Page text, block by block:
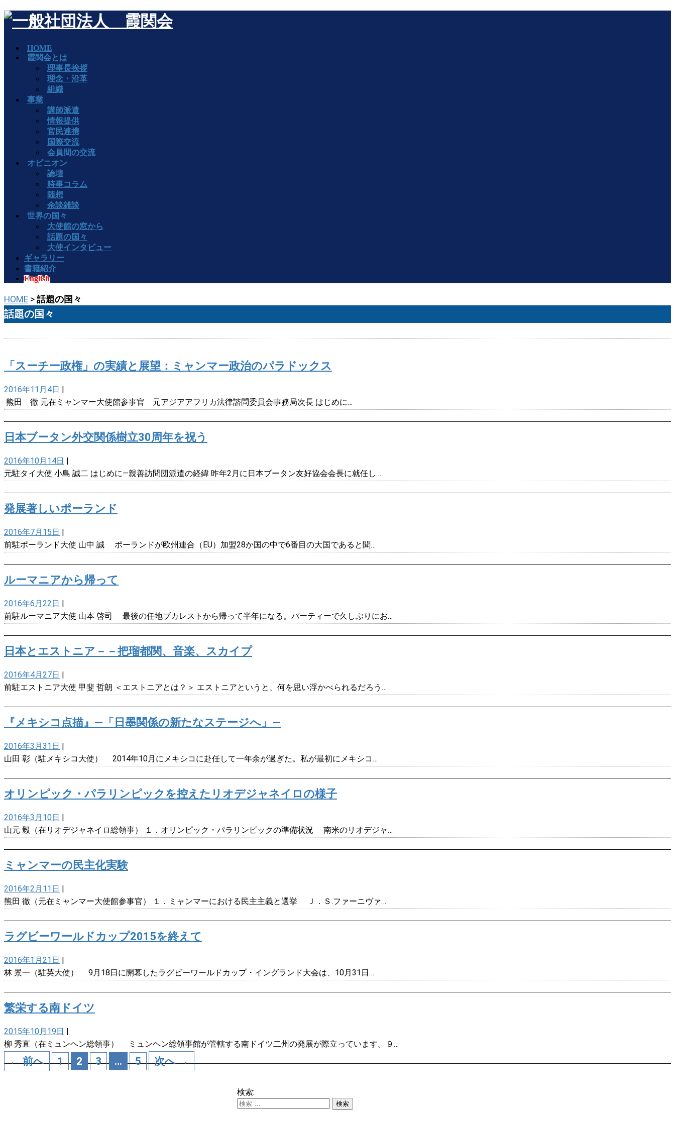
HOME
霞関会とは
理事長挨拶
理念・沿革
組織
事業
講師派遣
情報提供
官民連携
国際交流
会員間の交流
オピニオン
論壇
時事コラム
随想
余談雑談
世界の国々
大使館の窓から
話題の国々
大使インタビュー
ギャラリー
書籍紹介
English
HOME > 話題の国々
話題の国々
「スーチー政権」の実績と展望：ミャンマー政治のパラドックス
2016年11月4日 |
熊田 徹 元在ミャンマー大使館参事官 元アジアアフリカ法律諮問委員会事務局次長 はじめに…
日本ブータン外交関係樹立30周年を祝う
2016年10月14日 |
元駐タイ大使 小島 誠二 はじめに―親善訪問団派遣の経緯 昨年2月に日本ブータン友好協会会長に就任し…
発展著しいポーランド
2016年7月15日 |
前駐ポーランド大使 山中 誠 ポーランドが欧州連合（EU）加盟28か国の中で6番目の大国であると聞…
ルーマニアから帰って
2016年6月22日 |
前駐ルーマニア大使 山本 啓司 最後の任地ブカレストから帰って半年になる。パーティーで久しぶりにお…
日本とエストニア－－把瑠都関、音楽、スカイプ
2016年4月27日 |
前駐エストニア大使 甲斐 哲朗 ＜エストニアとは？＞ エストニアというと、何を思い浮かべられるだろう…
『メキシコ点描』―「日墨関係の新たなステージへ」―
2016年3月31日 |
山田 彰（駐メキシコ大使） 2014年10月にメキシコに赴任して一年余が過ぎた。私が最初にメキシコ…
オリンピック・パラリンピックを控えたリオデジャネイロの様子
2016年3月10日 |
山元 毅（在リオデジャネイロ総領事） １．オリンピック・パラリンピックの準備状況 南米のリオデジャ…
ミャンマーの民主化実験
2016年2月11日 |
熊田 徹（元在ミャンマー大使館参事官） １．ミャンマーにおける民主主義と選挙 Ｊ．Ｓ.ファーニヴァ…
ラグビーワールドカップ2015を終えて
2016年1月21日 |
林 景一（駐英大使） 9月18日に開幕したラグビーワールドカップ・イングランド大会は、10月31日…
繁栄する南ドイツ
2015年10月19日 |
柳 秀直（在ミュンヘン総領事） ミュンヘン総領事館が管轄する南ドイツ二州の発展が際立っています。９…
← 前へ 1 2 3 … 5 次へ →
検索: